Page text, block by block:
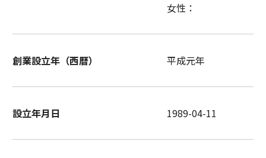
女性：
創業設立年（西暦） 平成元年
設立年月日 1989-04-11